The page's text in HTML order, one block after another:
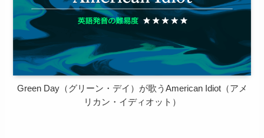
Green Day（グリーン・デイ）が歌うAmerican Idiot（アメ
リカン・イディオット）